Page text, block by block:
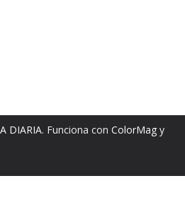
DIARIA. Funciona con ColorMag y